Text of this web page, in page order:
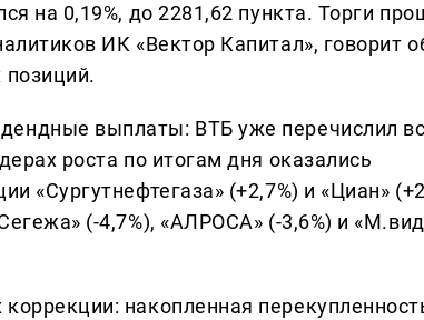
на 0,19%, до 2281,62 пункта. Торги
ИК «Вектор Капитал», говорит
позиций.
выплаты: ВТБ уже перечислил
роста по итогам дня оказались
«Сургутнефтегаза» (+2,7%) и «Циан»
(-4,7%), «АЛРОСА» (-3,6%) и
накопленная